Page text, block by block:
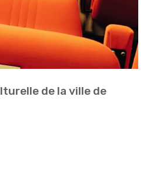
de la ville de